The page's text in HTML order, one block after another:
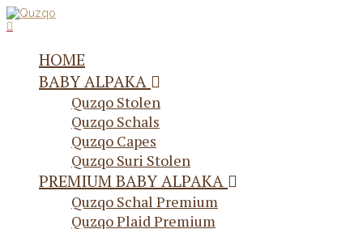
HOME
BABY ALPAKA
Quzqo Stolen
Quzqo Schals
Quzqo Capes
Quzqo Suri Stolen
PREMIUM BABY ALPAKA
Quzqo Schal Premium
Quzqo Plaid Premium